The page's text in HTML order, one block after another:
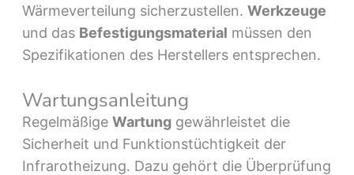
Wärmeverteilung sicherzustellen. Werkzeuge
und das Befestigungsmaterial müssen den
Spezifikationen des Herstellers entsprechen.
Wartungsanleitung
Regelmäßige Wartunggewährleistet die
Sicherheit und Funktionstüchtigkeit der
Infrarotheizung. Dazu gehört die Überprüfung